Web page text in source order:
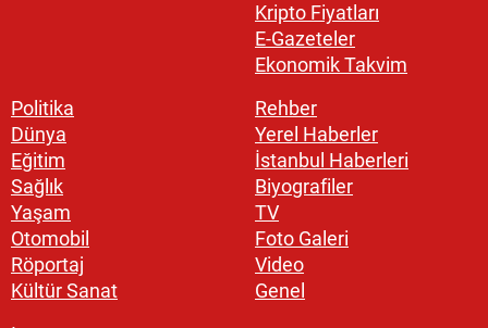
Kripto Fiyatları
E-Gazeteler
Ekonomik Takvim
Politika
Dünya
Eğitim
Sağlık
Yaşam
Otomobil
Röportaj
Kültür Sanat
Rehber
Yerel Haberler
İstanbul Haberleri
Biyografiler
TV
Foto Galeri
Video
Genel